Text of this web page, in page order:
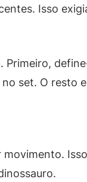
Isso
set. O resto